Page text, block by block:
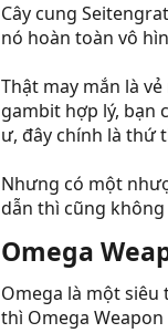
Cây cung
nó hoàn toàn vô
Thật may mắn là
gambit hợp lý, bạn
ư, đây chính là thứ
Nhưng có một
dẫn thì cũng không
Omega
Omega là một
thì Omega Weapon